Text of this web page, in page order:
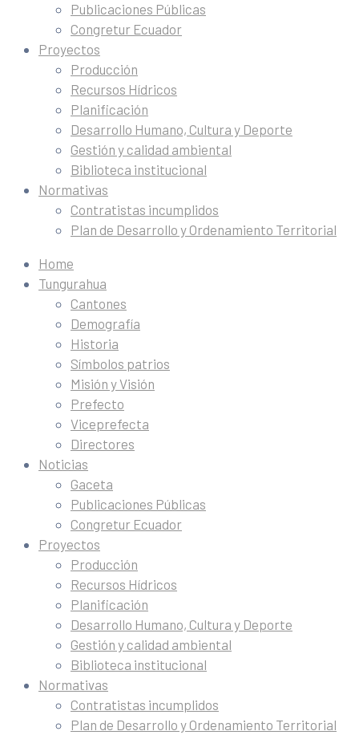
Publicaciones Públicas
Congretur Ecuador
Proyectos
Producción
Recursos Hídricos
Planificación
Desarrollo Humano, Cultura y Deporte
Gestión y calidad ambiental
Biblioteca institucional
Normativas
Contratistas incumplidos
Plan de Desarrollo y Ordenamiento Territorial
Home
Tungurahua
Cantones
Demografía
Historia
Símbolos patrios
Misión y Visión
Prefecto
Viceprefecta
Directores
Noticias
Gaceta
Publicaciones Públicas
Congretur Ecuador
Proyectos
Producción
Recursos Hídricos
Planificación
Desarrollo Humano, Cultura y Deporte
Gestión y calidad ambiental
Biblioteca institucional
Normativas
Contratistas incumplidos
Plan de Desarrollo y Ordenamiento Territorial